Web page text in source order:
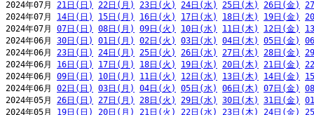
2024年07月 21日(日) 22日(月) 23日(火) 24日(水) 25日(木) 26日(金)
2024年07月 14日(日) 15日(月) 16日(火) 17日(水) 18日(木) 19日(金)
2024年07月 07日(日) 08日(月) 09日(火) 10日(水) 11日(木) 12日(金)
2024年06月 30日(日) 01日(月) 02日(火) 03日(水) 04日(木) 05日(金)
2024年06月 23日(日) 24日(月) 25日(火) 26日(水) 27日(木) 28日(金)
2024年06月 16日(日) 17日(月) 18日(火) 19日(水) 20日(木) 21日(金)
2024年06月 09日(日) 10日(月) 11日(火) 12日(水) 13日(木) 14日(金)
2024年06月 02日(日) 03日(月) 04日(火) 05日(水) 06日(木) 07日(金)
2024年05月 26日(日) 27日(月) 28日(火) 29日(水) 30日(木) 31日(金)
2024年05月 19日(日) 20日(月) 21日(火) 22日(水) 23日(木) 24日(金)